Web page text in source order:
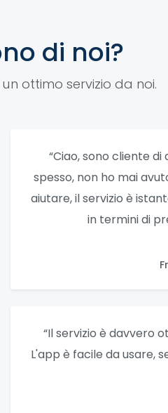
di noi?
ottimo servizio da noi.
“Ciao, sono cliente
spesso, non ho mai
aiutare, il servizio è
in termini di
“Il servizio è davvero
L'app è facile da usare,